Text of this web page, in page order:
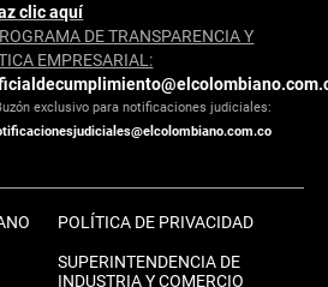
clic aquí
DE TRANSPARENCIA Y
EMPRESARIAL:
exclusivo para notificaciones judiciales:
POLÍTICA DE PRIVACIDAD
SUPERINTENDENCIA DE
INDUSTRIA Y COMERCIO